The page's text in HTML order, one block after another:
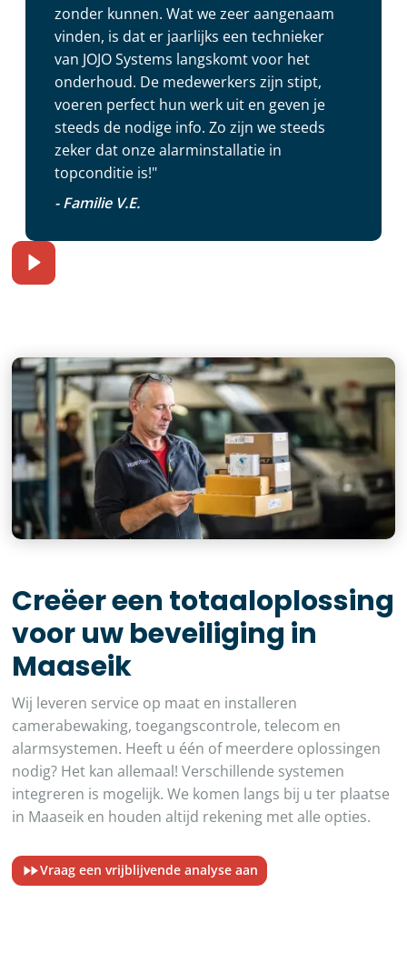
zonder kunnen. Wat we zeer aangenaam
vinden, is dat er jaarlijks een technieker
van JOJO Systems langskomt voor het
onderhoud. De medewerkers zijn stipt,
voeren perfect hun werk uit en geven je
steeds de nodige info. Zo zijn we steeds
zeker dat onze alarminstallatie in
topconditie is!"
- Familie V.E.
Creëer een totaaloplossing
voor uw beveiliging in
Maaseik
Wij leveren service op maat en installeren
camerabewaking, toegangscontrole, telecom en
alarmsystemen. Heeft u één of meerdere oplossingen
nodig? Het kan allemaal! Verschillende systemen
integreren is mogelijk. We komen langs bij u ter plaatse
in Maaseik en houden altijd rekening met alle opties.
Vraag een vrijblijvende analyse aan